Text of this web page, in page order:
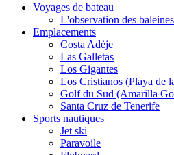
Voyages de bateau
L'observation des baleines
Emplacements
Costa Adèje
Las Galletas
Los Gigantes
Los Cristianos (Playa de
Golf du Sud (Amarilla
Santa Cruz de Tenerife
Sports nautiques
Jet ski
Paravoile